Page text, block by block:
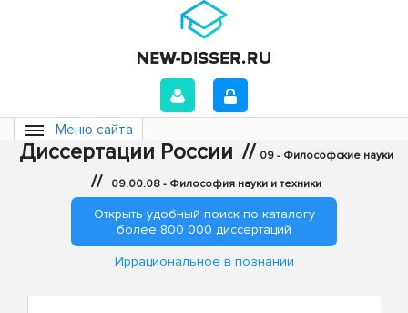
Меню сайта
Диссертации России // 09 - Философские науки
// 09.00.08 - Философия науки и техники
Открыть удобный поиск по каталогу
более 800 000 диссертаций
Иррациональное в познании